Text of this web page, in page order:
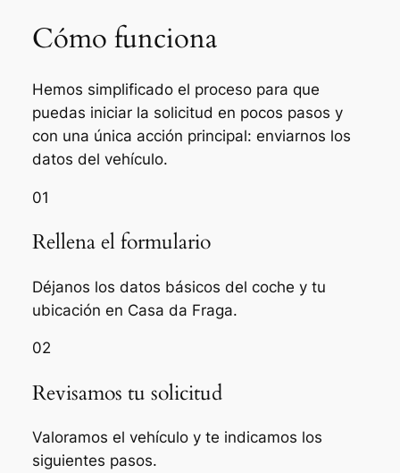
Cómo funciona
Hemos simplificado el proceso para que
puedas iniciar la solicitud en pocos pasos y
con una única acción principal: enviarnos los
datos del vehículo.
01
Rellena el formulario
Déjanos los datos básicos del coche y tu
ubicación en Casa da Fraga.
02
Revisamos tu solicitud
Valoramos el vehículo y te indicamos los
siguientes pasos.